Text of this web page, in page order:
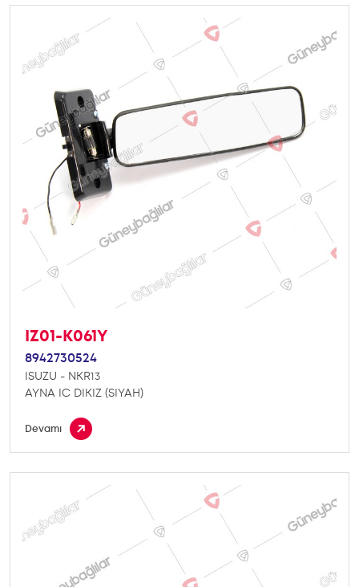
IZ01-K061Y
8942730524
ISUZU - NKR13
AYNA IC DIKIZ (SIYAH)
Devamı